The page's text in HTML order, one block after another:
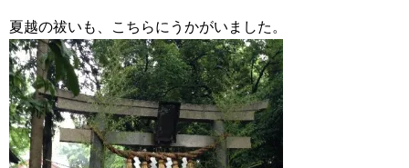
夏越の祓いも、こちらにうかがいました。